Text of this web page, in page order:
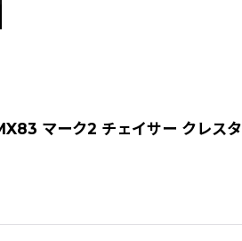
マーク2 チェイサー クレスタ